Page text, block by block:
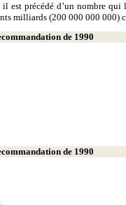
est précédé d’un nombre
milliards (200 000 000 000)
de 1990
de 1990